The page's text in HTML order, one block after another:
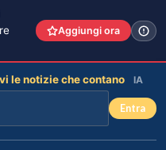
Aggiungi ora
le notizie che contano IA
Entra